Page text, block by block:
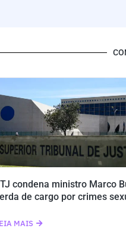
condena ministro Marco
de cargo por crimes
MAIS